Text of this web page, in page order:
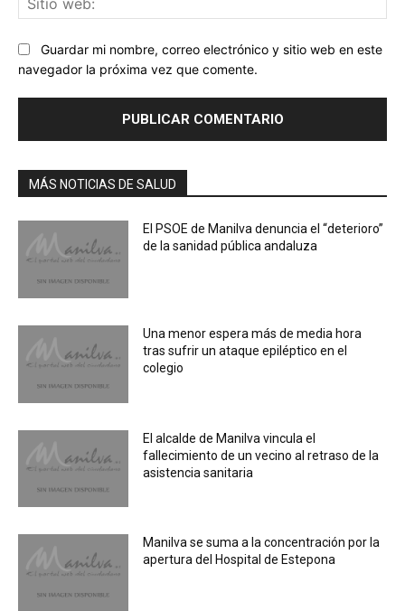
Guardar mi nombre, correo electrónico y sitio web en este
navegador la próxima vez que comente.
MÁS NOTICIAS DE SALUD
El PSOE de Manilva denuncia el “deterioro”
de la sanidad pública andaluza
Una menor espera más de media hora
tras sufrir un ataque epiléptico en el
colegio
El alcalde de Manilva vincula el
fallecimiento de un vecino al retraso de la
asistencia sanitaria
Manilva se suma a la concentración por la
apertura del Hospital de Estepona